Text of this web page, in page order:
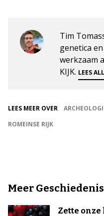
Tim
genetica
werkzaam
KIJK. LEES
LEES MEER OVER
ROMEINSE RIJK
Meer Geschiedenis
Zette